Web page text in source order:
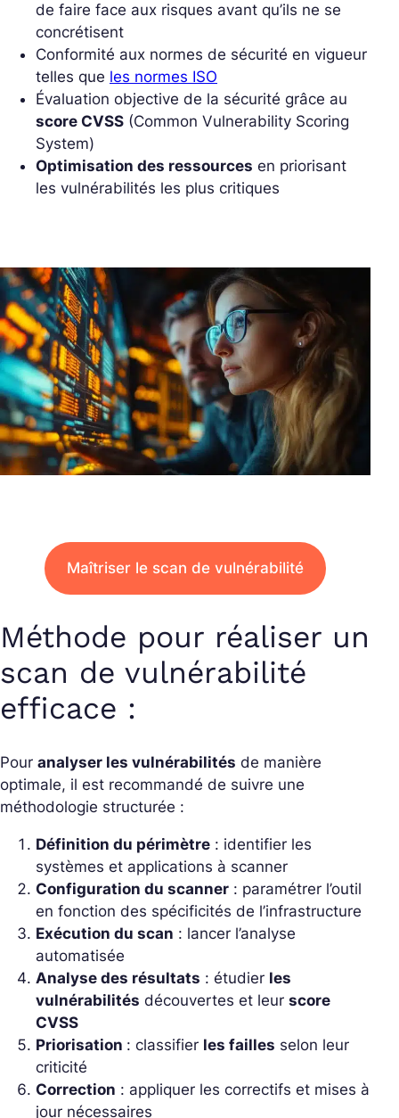
de faire face aux risques avant qu’ils ne se
concrétisent
Conformité aux normes de sécurité en vigueur
telles que les normes ISO
Évaluation objective de la sécurité grâce au
score CVSS (Common Vulnerability Scoring
System)
Optimisation des ressources en priorisant
les vulnérabilités les plus critiques
Maîtriser le scan de vulnérabilité
Méthode pour réaliser un
scan de vulnérabilité
efficace :
Pour analyser les vulnérabilités de manière
optimale, il est recommandé de suivre une
méthodologie structurée :
Définition du périmètre : identifier les
systèmes et applications à scanner
Configuration du scanner : paramétrer l’outil
en fonction des spécificités de l’infrastructure
Exécution du scan : lancer l’analyse
automatisée
Analyse des résultats : étudier les
vulnérabilités découvertes et leur score
CVSS
Priorisation : classifier les failles selon leur
criticité
Correction : appliquer les correctifs et mises à
jour nécessaires